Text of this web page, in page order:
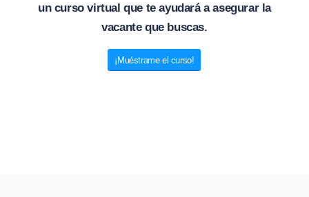
un curso virtual que te ayudará a asegurar la
vacante que buscas.
¡Muéstrame el curso!